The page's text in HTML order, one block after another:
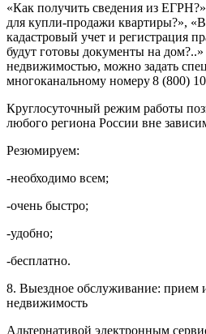
«Как получить сведения из
для купли-продажи квартиры?»,
кадастровый учет и регистрация
будут готовы документы на
недвижимостью, можно задать
многоканальному номеру 8 (800)
Круглосуточный режим работы
любого региона России вне
Резюмируем:
-необходимо всем;
-очень быстро;
-удобно;
-бесплатно.
8. Выездное обслуживание: прием
недвижимость
Альтернативой электронным